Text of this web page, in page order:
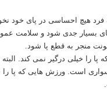
فرد هیچ احساسی در پای خود
بسیار جدی شود و سلامت
منجر به قطع پا شود.
را خیلی درگیر نمی کند. البته
است. ورزش هایی که پا را